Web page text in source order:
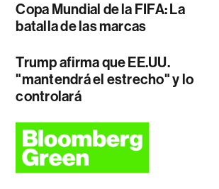
Copa Mundial de la FIFA: La
batalla de las marcas
Trump afirma que EE.UU.
"mantendrá el estrecho" y lo
controlará